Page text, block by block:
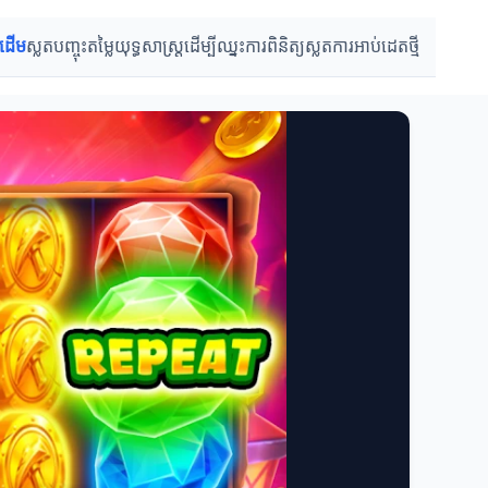
ើមស្លតបញ្ចុះតម្លៃយុទ្ធសាស្ត្រដើម្បីឈ្នះការពិនិត្យស្លតការអាប់ដេតថ្មី